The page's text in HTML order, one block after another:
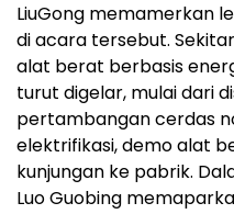
LiuGong memamerkan
di acara tersebut.
alat berat berbasis
turut digelar, mulai dari
pertambangan cerdas
elektrifikasi, demo alat
kunjungan ke pabrik.
Luo Guobing